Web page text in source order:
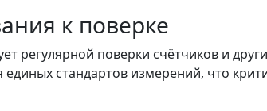
к поверке
регулярной поверки счётчиков и
стандартов измерений, что